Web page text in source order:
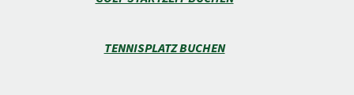
TENNISPLATZ BUCHEN